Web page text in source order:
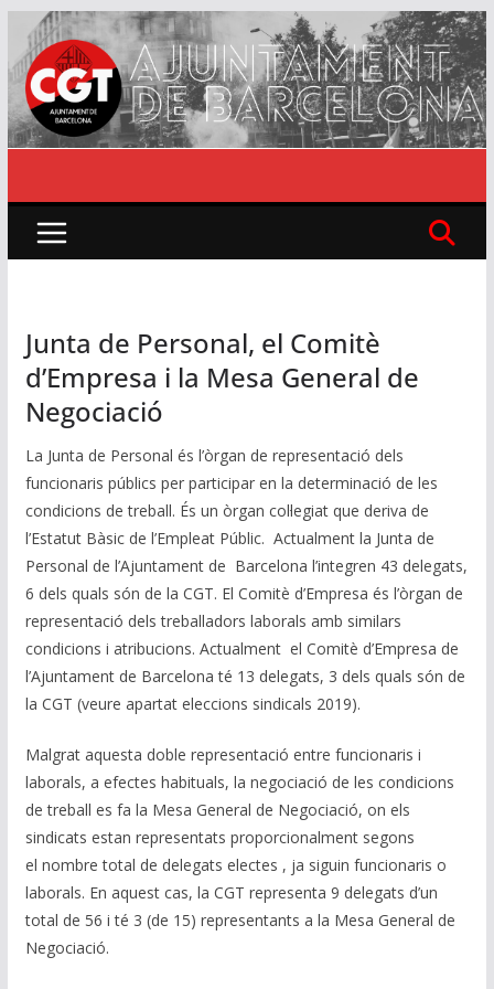
Skip
to
content
Junta de Personal, el Comitè
d’Empresa i la Mesa General de
Negociació
La Junta de Personal és l’òrgan de representació dels
funcionaris públics per participar en la determinació de les
condicions de treball. És un òrgan col·legiat que deriva de
l’Estatut Bàsic de l’Empleat Públic. Actualment la Junta de
Personal de l’Ajuntament de Barcelona l’integren 43 delegats,
6 dels quals són de la CGT. El Comitè d’Empresa és l’òrgan de
representació dels treballadors laborals amb similars
condicions i atribucions. Actualment el Comitè d’Empresa de
l’Ajuntament de Barcelona té 13 delegats, 3 dels quals són de
la CGT (veure apartat eleccions sindicals 2019).
Malgrat aquesta doble representació entre funcionaris i
laborals, a efectes habituals, la negociació de les condicions
de treball es fa la Mesa General de Negociació, on els
sindicats estan representats proporcionalment segons
el nombre total de delegats electes , ja siguin funcionaris o
laborals. En aquest cas, la CGT representa 9 delegats d’un
total de 56 i té 3 (de 15) representants a la Mesa General de
Negociació.